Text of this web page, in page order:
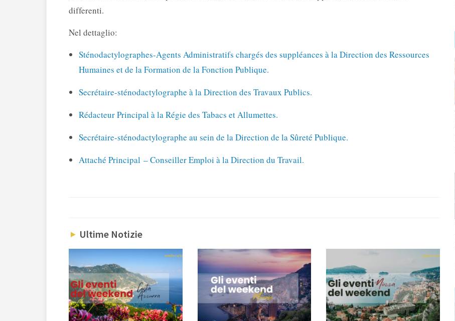
differenti.
Nel dettaglio:
Sténodactylographes-Agents Administratifs chargés des suppléances à la Direction des Ressources
Humaines et de la Formation de la Fonction Publique.
Secrétaire-sténodactylographe à la Direction des Travaux Publics.
Rédacteur Principal à la Régie des Tabacs et Allumettes.
Secrétaire-sténodactylographe au sein de la Direction de la Sûreté Publique.
Attaché Principal – Conseiller Emploi à la Direction du Travail.
Ultime Notizie